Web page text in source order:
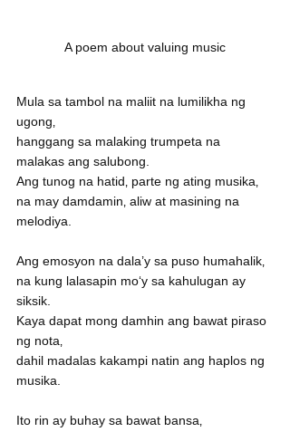
A poem about valuing music
Mula sa tambol na maliit na lumilikha ng
ugong‚
hanggang sa malaking trumpeta na
malakas ang salubong.
Ang tunog na hatid‚ parte ng ating musika‚
na may damdamin‚ aliw at masining na
melodiya.
Ang emosyon na dala’y sa puso humahalik‚
na kung lalasapin mo‘y sa kahulugan ay
siksik.
Kaya dapat mong damhin ang bawat piraso
ng nota‚
dahil madalas kakampi natin ang haplos ng
musika.
Ito rin ay buhay sa bawat bansa‚